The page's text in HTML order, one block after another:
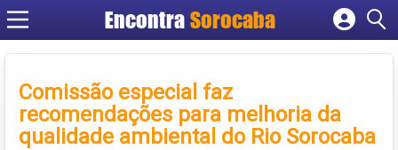
EncontraSorocaba
Cadastrar empresa
Criar conta
Comissão especial faz
recomendações para melhoria da
qualidade ambiental do Rio Sorocaba